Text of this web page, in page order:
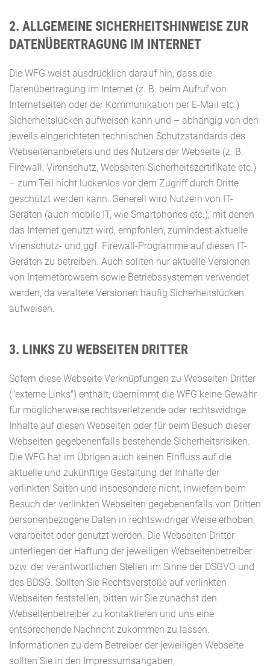
2. ALLGEMEINE SICHERHEITSHINWEISE ZUR
DATENÜBERTRAGUNG IM INTERNET
Die WFG weist ausdrücklich darauf hin, dass die
Datenübertragung im Internet (z. B. beim Aufruf von
Internetseiten oder der Kommunikation per E-Mail etc.)
Sicherheitslücken aufweisen kann und – abhängig von den
jeweils eingerichteten technischen Schutzstandards des
Webseitenanbieters und des Nutzers der Webseite (z. B.
Firewall, Virenschutz, Webseiten-Sicherheitszertifikate etc.)
– zum Teil nicht lückenlos vor dem Zugriff durch Dritte
geschützt werden kann. Generell wird Nutzern von IT-
Geräten (auch mobile IT, wie Smartphones etc.), mit denen
das Internet genutzt wird, empfohlen, zumindest aktuelle
Virenschutz- und ggf. Firewall-Programme auf diesen IT-
Geräten zu betreiben. Auch sollten nur aktuelle Versionen
von Internetbrowsern sowie Betriebssystemen verwendet
werden, da veraltete Versionen häufig Sicherheitslücken
aufweisen.
3. LINKS ZU WEBSEITEN DRITTER
Sofern diese Webseite Verknüpfungen zu Webseiten Dritter
("externe Links") enthält, übernimmt die WFG keine Gewähr
für möglicherweise rechtsverletzende oder rechtswidrige
Inhalte auf diesen Webseiten oder für beim Besuch dieser
Webseiten gegebenenfalls bestehende Sicherheitsrisiken.
Die WFG hat im Übrigen auch keinen Einfluss auf die
aktuelle und zukünftige Gestaltung der Inhalte der
verlinkten Seiten und insbesondere nicht, inwiefern beim
Besuch der verlinkten Webseiten gegebenenfalls von Dritten
personenbezogene Daten in rechtswidriger Weise erhoben,
verarbeitet oder genutzt werden. Die Webseiten Dritter
unterliegen der Haftung der jeweiligen Webseitenbetreiber
bzw. der verantwortlichen Stellen im Sinne der DSGVO und
des BDSG. Sollten Sie Rechtsverstöße auf verlinkten
Webseiten feststellen, bitten wir Sie zunächst den
Webseitenbetreiber zu kontaktieren und uns eine
entsprechende Nachricht zukommen zu lassen.
Informationen zu dem Betreiber der jeweiligen Webseite
sollten Sie in den Impressumsangaben,